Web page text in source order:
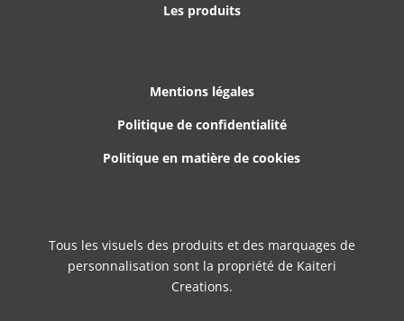
Les produits
Mentions légales
Politique de confidentialité
Politique en matière de cookies
Tous les visuels des produits et des marquages de
personnalisation sont la propriété de Kaiteri
Creations.